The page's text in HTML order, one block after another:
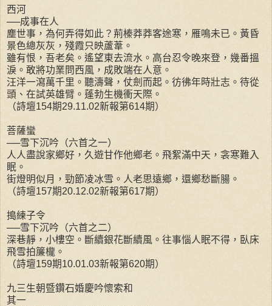
西河
──成事在人
塵世事，為何弄得如此？荊榛莽莽客途寒，雁鳴未已。黃昏
景色總灰灰，殘霞只映蘆葦。
雖有恨，吾老矣。遙望東去流水。高台忍令晚來登，幾番搵
淚。敢將功業問西風，成敗端在人意。
汪洋一瀉萬千里。聽濤聲，仗劍而起。彷彿年時壯志。待從
頭、在試英雄臂。蓬勃生機衝天際。
（詩壇154期29.11.02新報第614期）
菩薩蠻
──雪下沉吟（六首之一）
人人盡說家鄉好，久遊甘作他鄉老。飛絮滿中天，衾寒難入
眠。
街燈明似月，勁節凌冰雪。人老思遠鄉，還鄉愁斷腸。
（詩壇157期20.12.02新報第617期）
搗練子令
──雪下沉吟（六首之二）
深巷靜，小樓空。斷續銀花斷續風。往事惱人眠不得，臥床
飛雪拍簾櫳。
（詩壇159期10.01.03新報第620期）
九三生朝暨鑽石婚慶吟懷索和
其一